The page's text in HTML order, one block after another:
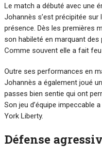
Le match a débuté avec une
Johannès s’est précipitée
présence. Dès les premières
son habileté en marquant des
Comme souvent elle a fait
Outre ses performances en
Johannès a également joué
passes bien sentie qui ont
Son jeu d’équipe impeccable
York Liberty.
Défense